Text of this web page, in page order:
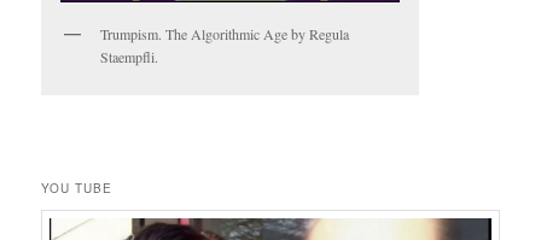
Trumpism. The Algorithmic Age by Regula
Staempfli.
YOU TUBE